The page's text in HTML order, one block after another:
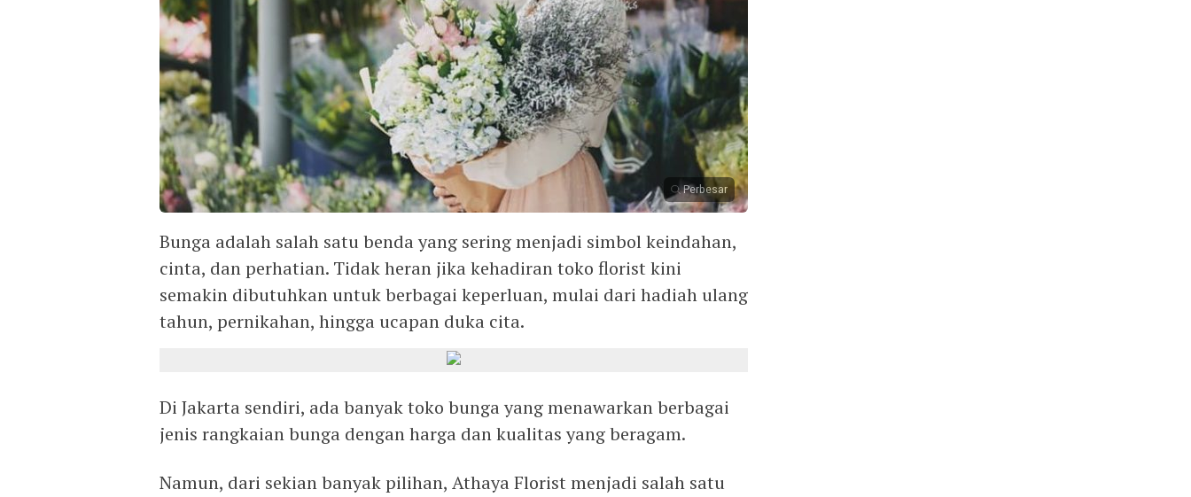
Perbesar
Bunga adalah salah satu benda yang sering menjadi simbol keindahan,
cinta, dan perhatian. Tidak heran jika kehadiran toko florist kini
semakin dibutuhkan untuk berbagai keperluan, mulai dari hadiah ulang
tahun, pernikahan, hingga ucapan duka cita.
Di Jakarta sendiri, ada banyak toko bunga yang menawarkan berbagai
jenis rangkaian bunga dengan harga dan kualitas yang beragam.
Namun, dari sekian banyak pilihan, Athaya Florist menjadi salah satu